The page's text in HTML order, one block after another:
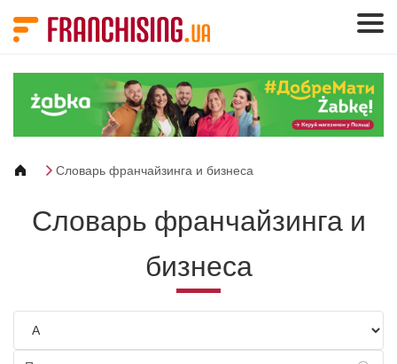
Словарь франчайзинга и бизнеса
Словарь франчайзинга и
бизнеса